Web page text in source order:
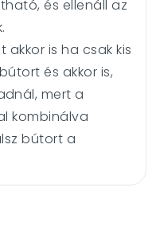
és ellenáll az
akkor is ha csak kis
és akkor is,
mert a
kombinálva
bútort a